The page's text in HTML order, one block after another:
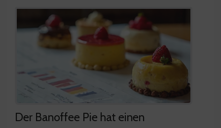
Der Banoffee Pie hat einen